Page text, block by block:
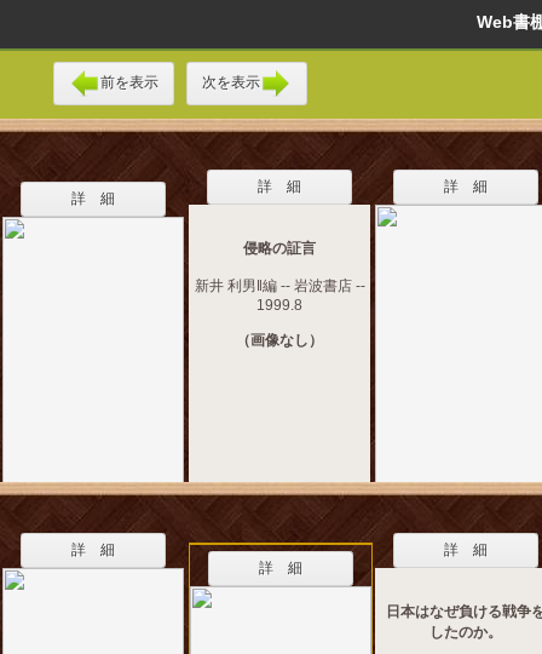
Web
前を表示 次を表示
詳 細
詳 細
侵略の証言
新井 利男‖編 -- 岩波書店 --
1999.8
（画像なし）
詳 細
詳 細
詳 細
詳 細
日本はなぜ負ける戦争
したのか。